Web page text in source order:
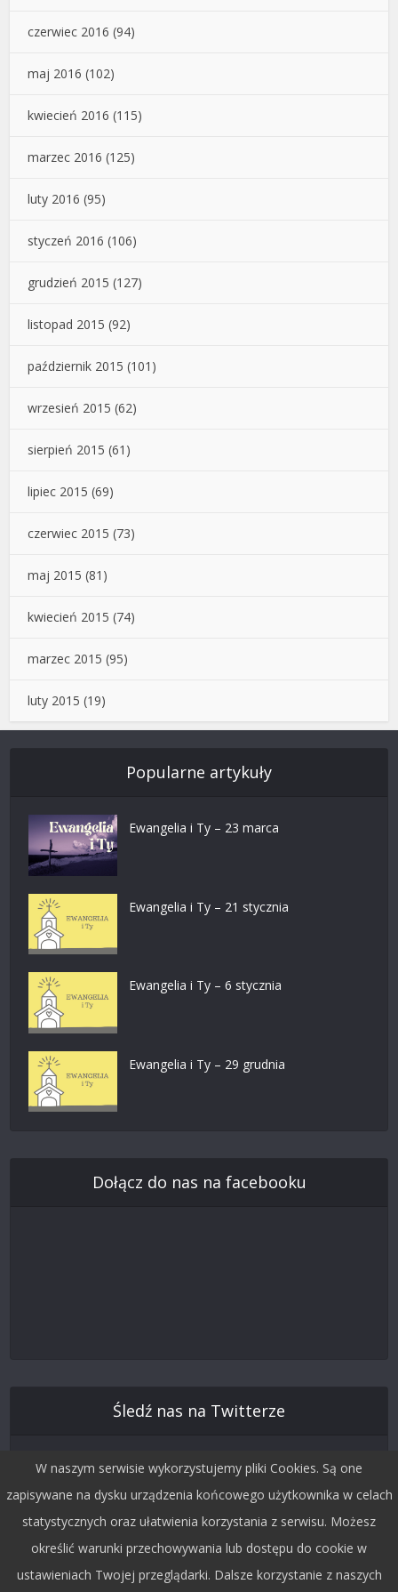
czerwiec 2016 (94)
maj 2016 (102)
kwiecień 2016 (115)
marzec 2016 (125)
luty 2016 (95)
styczeń 2016 (106)
grudzień 2015 (127)
listopad 2015 (92)
październik 2015 (101)
wrzesień 2015 (62)
sierpień 2015 (61)
lipiec 2015 (69)
czerwiec 2015 (73)
maj 2015 (81)
kwiecień 2015 (74)
marzec 2015 (95)
luty 2015 (19)
Popularne artykuły
Ewangelia i Ty – 23 marca
Ewangelia i Ty – 21 stycznia
Ewangelia i Ty – 6 stycznia
Ewangelia i Ty – 29 grudnia
Dołącz do nas na facebooku
Śledź nas na Twitterze
W naszym serwisie wykorzystujemy pliki Cookies. Są one
zapisywane na dysku urządzenia końcowego użytkownika w celach
statystycznych oraz ułatwienia korzystania z serwisu. Możesz
określić warunki przechowywania lub dostępu do cookie w
ustawieniach Twojej przeglądarki. Dalsze korzystanie z naszych